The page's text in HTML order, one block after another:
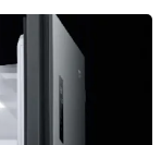
системой
через